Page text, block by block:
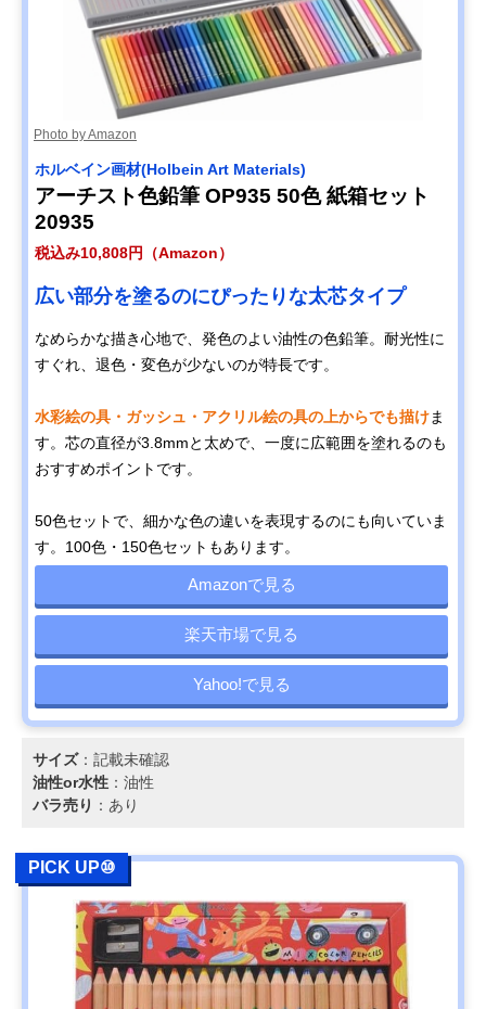
Photo by Amazon
ホルベイン画材(Holbein Art Materials)
アーチスト色鉛筆 OP935 50色 紙箱セット
20935
税込み10,808円（Amazon）
広い部分を塗るのにぴったりな太芯タイプ
なめらかな描き心地で、発色のよい油性の色鉛筆。耐光性に
すぐれ、退色・変色が少ないのが特長です。
水彩絵の具・ガッシュ・アクリル絵の具の上からでも描けま
す。芯の直径が3.8mmと太めで、一度に広範囲を塗れるのも
おすすめポイントです。
50色セットで、細かな色の違いを表現するのにも向いていま
す。100色・150色セットもあります。
Amazonで見る
楽天市場で見る
Yahoo!で見る
サイズ：記載未確認
油性or水性 ：油性
バラ売り ：あり
PICK UP⑩